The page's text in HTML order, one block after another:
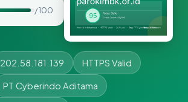
/ 100
202.58.181.139 HTTPS Valid
PT Cyberindo Aditama